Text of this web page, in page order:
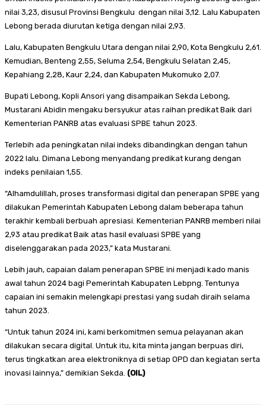
nilai 3,23, disusul Provinsi Bengkulu dengan nilai 3,12. Lalu Kabupaten
Lebong berada diurutan ketiga dengan nilai 2,93.
Lalu, Kabupaten Bengkulu Utara dengan nilai 2,90, Kota Bengkulu 2,61.
Kemudian, Benteng 2,55, Seluma 2,54, Bengkulu Selatan 2,45,
Kepahiang 2,28, Kaur 2,24, dan Kabupaten Mukomuko 2,07.
Bupati Lebong, Kopli Ansori yang disampaikan Sekda Lebong,
Mustarani Abidin mengaku bersyukur atas raihan predikat Baik dari
Kementerian PANRB atas evaluasi SPBE tahun 2023.
Terlebih ada peningkatan nilai indeks dibandingkan dengan tahun
2022 lalu. Dimana Lebong menyandang predikat kurang dengan
indeks penilaian 1,55.
“Alhamdulillah, proses transformasi digital dan penerapan SPBE yang
dilakukan Pemerintah Kabupaten Lebong dalam beberapa tahun
terakhir kembali berbuah apresiasi. Kementerian PANRB memberi nilai
2,93 atau predikat Baik atas hasil evaluasi SPBE yang
diselenggarakan pada 2023,” kata Mustarani.
Lebih jauh, capaian dalam penerapan SPBE ini menjadi kado manis
awal tahun 2024 bagi Pemerintah Kabupaten Lebpng. Tentunya
capaian ini semakin melengkapi prestasi yang sudah diraih selama
tahun 2023.
“Untuk tahun 2024 ini, kami berkomitmen semua pelayanan akan
dilakukan secara digital. Untuk itu, kita minta jangan berpuas diri,
terus tingkatkan area elektroniknya di setiap OPD dan kegiatan serta
inovasi lainnya,” demikian Sekda. (OIL)